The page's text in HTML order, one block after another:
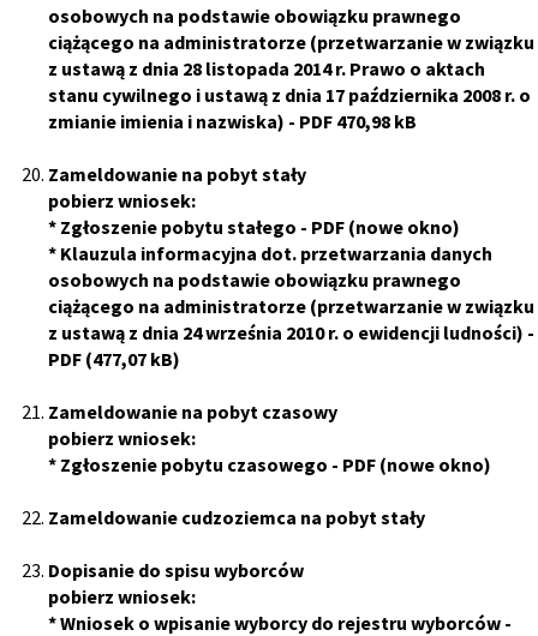
osobowych na podstawie obowiązku prawnego
ciążącego na administratorze (przetwarzanie w związku
z ustawą z dnia 28 listopada 2014 r. Prawo o aktach
stanu cywilnego i ustawą z dnia 17 października 2008 r. o
zmianie imienia i nazwiska) - PDF 470,98 kB
Zameldowanie na pobyt stały
pobierz wniosek:
* Zgłoszenie pobytu stałego - PDF (nowe okno)
* Klauzula informacyjna dot. przetwarzania danych
osobowych na podstawie obowiązku prawnego
ciążącego na administratorze (przetwarzanie w związku
z ustawą z dnia 24 września 2010 r. o ewidencji ludności) -
PDF (477,07 kB)
Zameldowanie na pobyt czasowy
pobierz wniosek:
* Zgłoszenie pobytu czasowego - PDF (nowe okno)
Zameldowanie cudzoziemca na pobyt stały
Dopisanie do spisu wyborców
pobierz wniosek:
*Wniosek o wpisanie wyborcy do rejestru wyborców -